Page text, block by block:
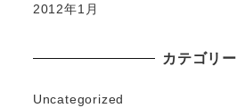
2012年1月
カテゴリー
Uncategorized